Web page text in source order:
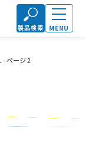
製品検索 MENU
-ページ 2